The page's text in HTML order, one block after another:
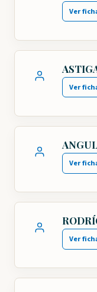
Ver
Ver
Ver
Ver